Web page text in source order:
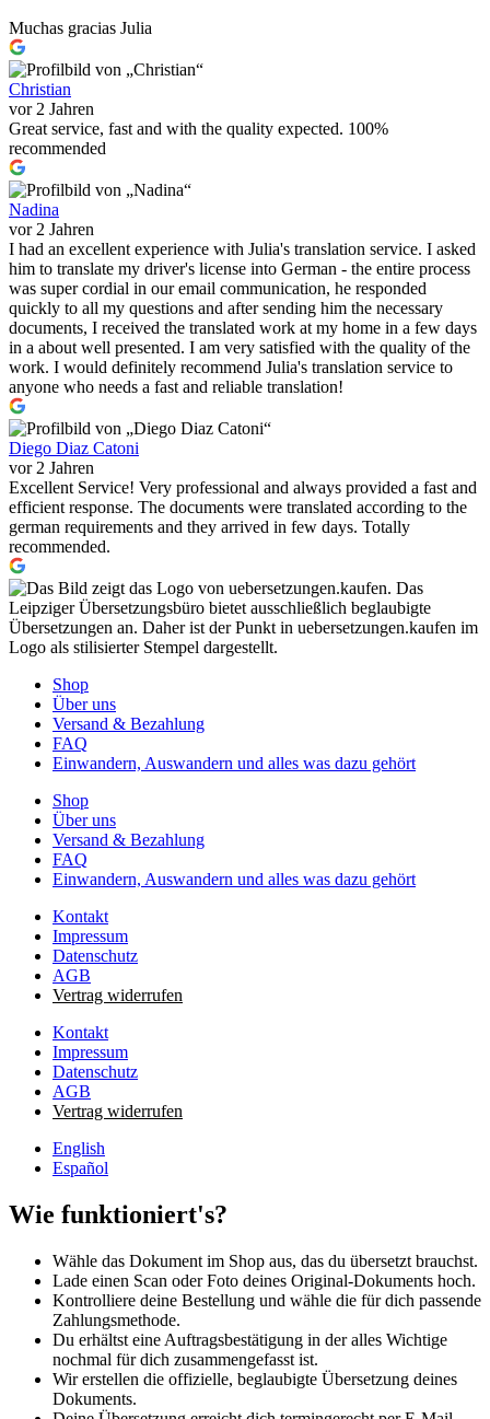
Muchas gracias Julia
Christian
vor 2 Jahren
Great service, fast and with the quality expected. 100%
recommended
Nadina
vor 2 Jahren
I had an excellent experience with Julia's translation service. I asked
him to translate my driver's license into German - the entire process
was super cordial in our email communication, he responded
quickly to all my questions and after sending him the necessary
documents, I received the translated work at my home in a few days
in a about well presented. I am very satisfied with the quality of the
work. I would definitely recommend Julia's translation service to
anyone who needs a fast and reliable translation!
Diego Diaz Catoni
vor 2 Jahren
Excellent Service! Very professional and always provided a fast and
efficient response. The documents were translated according to the
german requirements and they arrived in few days. Totally
recommended.
Shop
Über uns
Versand & Bezahlung
FAQ
Einwandern, Auswandern und alles was dazu gehört
Shop
Über uns
Versand & Bezahlung
FAQ
Einwandern, Auswandern und alles was dazu gehört
Kontakt
Impressum
Datenschutz
AGB
Vertrag widerrufen
Kontakt
Impressum
Datenschutz
AGB
Vertrag widerrufen
English
Español
Wie funktioniert's?
Wähle das Dokument im Shop aus, das du übersetzt brauchst.
Lade einen Scan oder Foto deines Original-Dokuments hoch.
Kontrolliere deine Bestellung und wähle die für dich passende
Zahlungsmethode.
Du erhältst eine Auftragsbestätigung in der alles Wichtige
nochmal für dich zusammengefasst ist.
Wir erstellen die offizielle, beglaubigte Übersetzung deines
Dokuments.